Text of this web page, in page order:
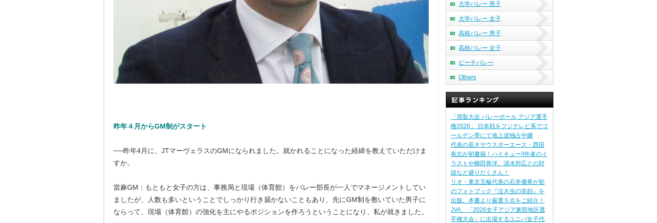
昨年４月からGM制がスタート
──昨年4月に、JTマーヴェラスのGMになられました。就かれることになった経緯を教えていただけま
すか。
當麻GM：もともと女子の方は、事務局と現場（体育館）をバレー部長が一人でマネージメントしてい
ましたが、人数も多いということでしっかり行き届かないこともあり、先にGM制を敷いていた男子に
ならって、現場（体育館）の強化を主にやるポジションを作ろうということになり、私が就きました。
大学バレー 男子
大学バレー 女子
高校バレー 男子
高校バレー 女子
ビーチバレー
Others
「買取大吉 バレーボール アジア選手
権2026」 日本戦をフジテレビ系でゴ
ールデン帯にて地上波独占中継
代表の若きサウスポーエース・西田
有志が初書籍！ハイキュー!!作者のイ
ラストや柳田将洋、清水邦広との対
談など盛りだくさん！
リオ・東京五輪代表の石井優希が初
のフォトブック『泣き虫の笑顔』を
出版。本書より厳選５点をご紹介！
JVA、「2026女子アジア東部地区選
手権大会」に出場するユニバ女子代